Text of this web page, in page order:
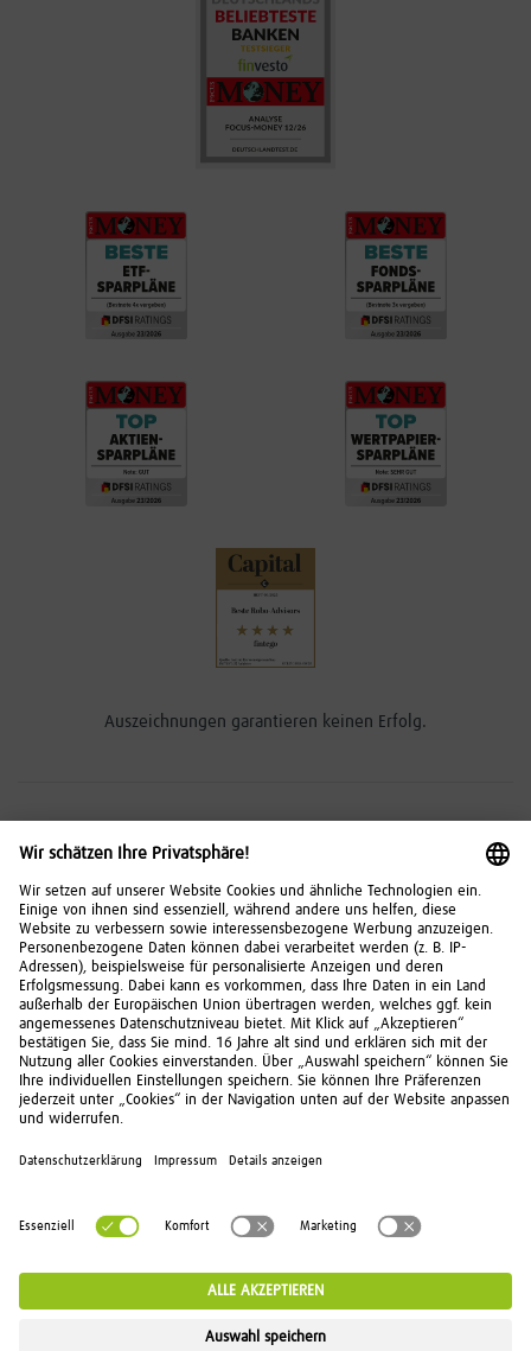
Auszeichnungen garantieren keinen Erfolg.
Risikohinweise
Investitionen in Wertpapiere, Tages- und Festgeld
unterliegen bestimmten Risiken. Diese können
kumuliert oder einzeln auftreten. DieChancen und
Risikenim Überblick.
© 2026 FNZ Bank
Kontakt Über uns Impressum
Datenschutz
Cookies Vertrag widerrufen